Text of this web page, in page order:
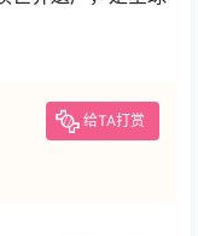
给TA打赏